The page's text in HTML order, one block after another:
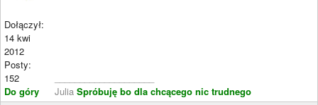
Dołączył:
14 kwi
2012
Posty:
152
Do góry
Julia Spróbuję bo dla chcącego nic trudnego